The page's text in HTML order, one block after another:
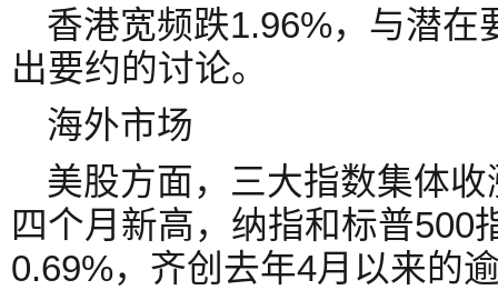
香港宽频跌1.96%，与潜在
出要约的讨论。
海外市场
美股方面，三大指数集体
四个月新高，纳指和标普500
0.69%，齐创去年4月以来的